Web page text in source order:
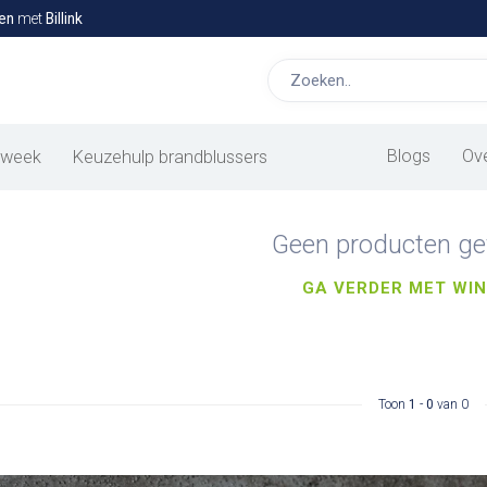
metBillink
Keuzehulp brandblussers Blogs
Geen producten
GA VERDER MET
Toon 1 - 0 van 0